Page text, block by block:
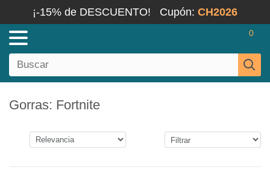
¡-15% de DESCUENTO! Cupón: CH2026
0
Gorras: Fortnite